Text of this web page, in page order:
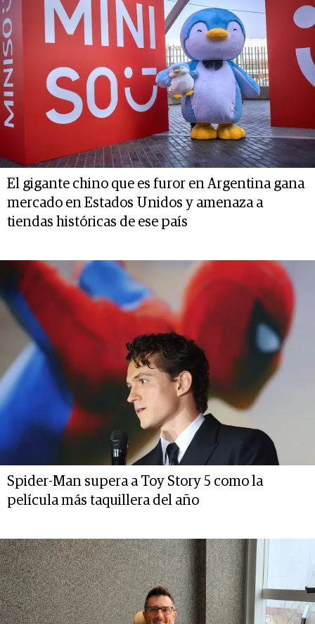
El gigante chino que es furor en Argentina gana
mercado en Estados Unidos y amenaza a
tiendas históricas de ese país
Spider-Man supera a Toy Story 5 como la
película más taquillera del año